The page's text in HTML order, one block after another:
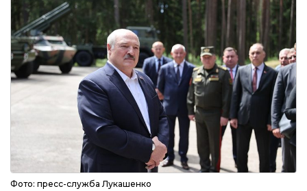
Фото: пресс-служба Лукашенко